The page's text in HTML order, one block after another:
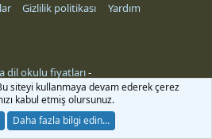
Gizlilik politikası
Yardım
dil okulu fiyatları-
siteyi kullanmaya devam ederek çerez
kabul etmiş olursunuz.
Daha fazla bilgi edin…